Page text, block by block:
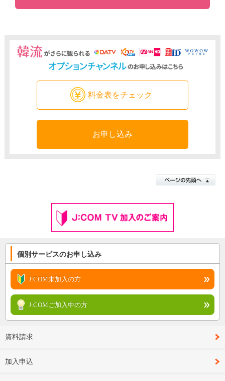
料金表をチェック
お申し込み
個別サービスのお申し込み
J:COM未加入の方
J:COMご加入中の方
資料請求
加入申込